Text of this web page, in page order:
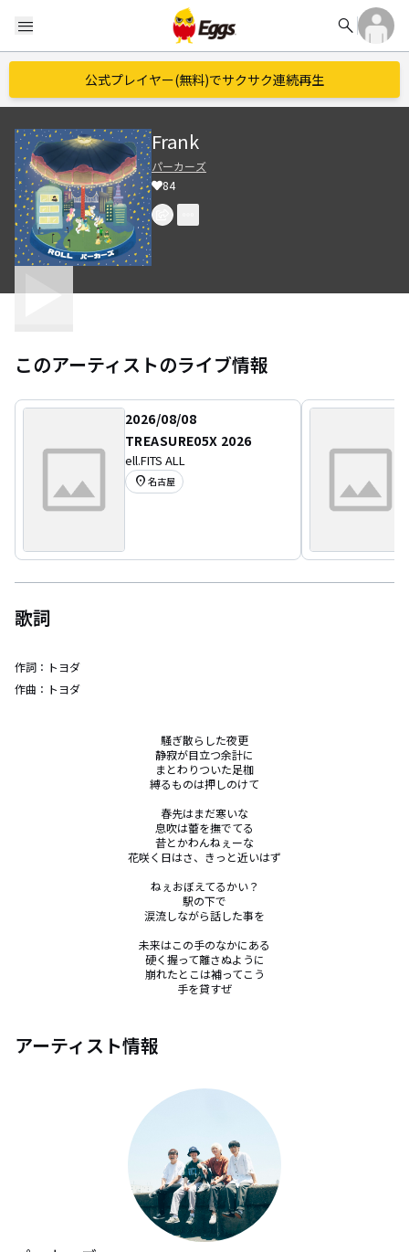
menu search
公式プレイヤー(無料)でサクサク連続再生
Frank
パーカーズ
84
このアーティストのライブ情報
2026/08/08
TREASURE05X 2026
ell.FITS ALL
location_on 名古屋
歌詞
作詞： トヨダ
作曲： トヨダ
騒ぎ散らした夜更
静寂が目立つ余計に
まとわりついた足枷
縛るものは押しのけて
春先はまだ寒いな
息吹は蕾を撫でてる
昔とかわんねぇーな
花咲く日はさ、きっと近いはず
ねぇおぼえてるかい？
駅の下で
涙流しながら話した事を
未来はこの手のなかにある
硬く握って離さぬように
崩れたとこは補ってこう
手を貸すぜ
アーティスト情報